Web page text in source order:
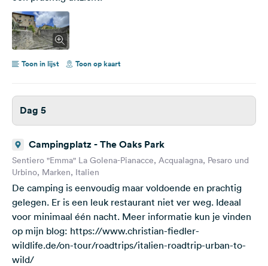
Toon in lijst Toon op kaart
Dag 5
Campingplatz - The Oaks Park
Sentiero "Emma" La Golena-Pianacce, Acqualagna, Pesaro und
Urbino, Marken, Italien
De camping is eenvoudig maar voldoende en prachtig
gelegen. Er is een leuk restaurant niet ver weg. Ideaal
voor minimaal één nacht. Meer informatie kun je vinden
op mijn blog: https://www.christian-fiedler-
wildlife.de/on-tour/roadtrips/italien-roadtrip-urban-to-
wild/